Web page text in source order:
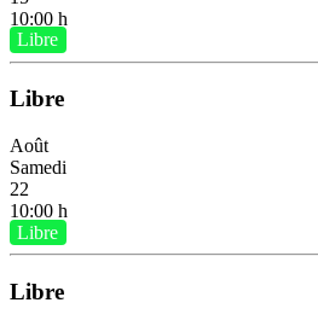
10:00 h
Libre
Libre
Août
Samedi
22
10:00 h
Libre
Libre